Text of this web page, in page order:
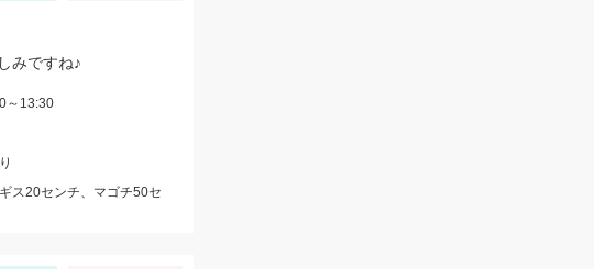
みですね♪
～13:30
ス20センチ、マゴチ50セ